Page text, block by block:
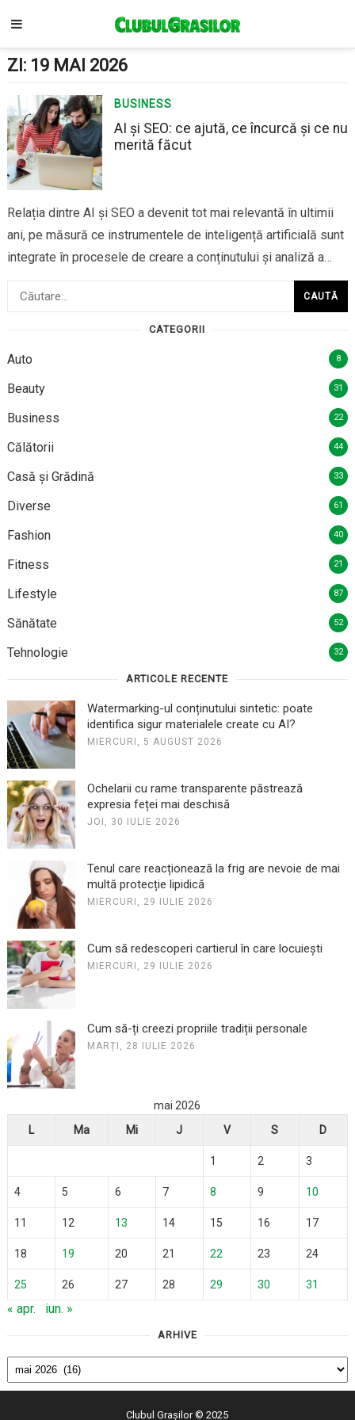
ZI: 19 MAI 2026
BUSINESS
AI și SEO: ce ajută, ce încurcă și ce nu
merită făcut
Relația dintre AI și SEO a devenit tot mai relevantă în ultimii
ani, pe măsură ce instrumentele de inteligență artificială sunt
integrate în procesele de creare a conținutului și analiză a
datelor. Pentru multe companii, AI promite viteză, eficiență și
scalare rapidă a producției de conținut. Totuși, utilizarea
Caută
după:
CATEGORII
Auto 8
Beauty 31
Business 22
Călătorii 44
Casă și Grădină 33
Diverse 61
Fashion 40
Fitness 21
Lifestyle 87
Sănătate 52
Tehnologie 32
ARTICOLE RECENTE
Watermarking-ul conținutului sintetic: poate
identifica sigur materialele create cu AI?
MIERCURI, 5 AUGUST 2026
Ochelarii cu rame transparente păstrează
expresia feței mai deschisă
JOI, 30 IULIE 2026
Tenul care reacționează la frig are nevoie de mai
multă protecție lipidică
MIERCURI, 29 IULIE 2026
Cum să redescoperi cartierul în care locuiești
MIERCURI, 29 IULIE 2026
Cum să-ți creezi propriile tradiții personale
MARȚI, 28 IULIE 2026
mai 2026
L
Ma Mi J V S D
1 2 3
4 5 6 7 8 9 10
11 12 13 14 15 16 17
18 19 20 21 22 23 24
25 26 27 28 29 30 31
« apr. iun. »
ARHIVE
Arhive
Clubul Grașilor© 2025